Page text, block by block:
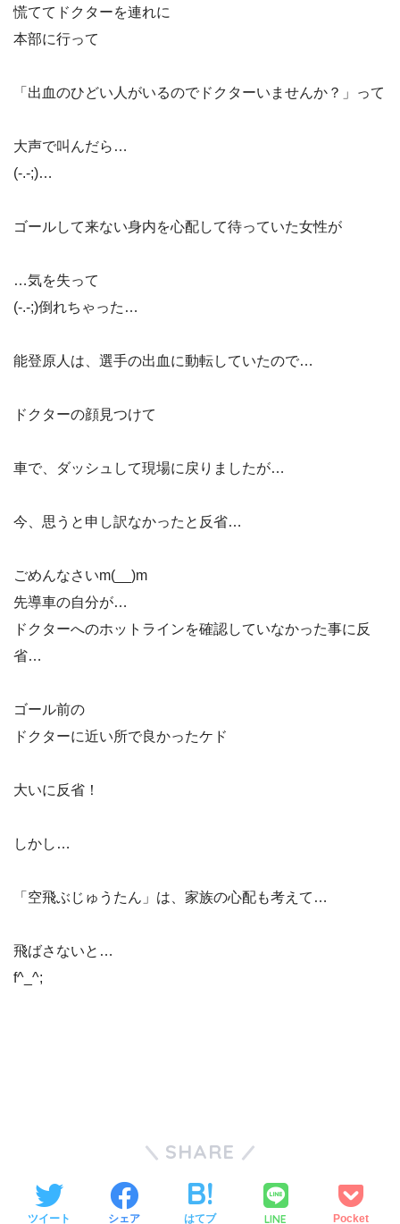
慌ててドクターを連れに
本部に行って
「出血のひどい人がいるのでドクターいませんか？」って
大声で叫んだら…
(-.-;)…
ゴールして来ない身内を心配して待っていた女性が
…気を失って
(-.-;)倒れちゃった…
能登原人は、選手の出血に動転していたので…
ドクターの顔見つけて
車で、ダッシュして現場に戻りましたが…
今、思うと申し訳なかったと反省…
ごめんなさいm(__)m
先導車の自分が…
ドクターへのホットラインを確認していなかった事に反
省…
ゴール前の
ドクターに近い所で良かったケド
大いに反省！
しかし…
「空飛ぶじゅうたん」は、家族の心配も考えて…
飛ばさないと…
f^_^;
SHARE
ツイート シェア はてブ LINE Pocket